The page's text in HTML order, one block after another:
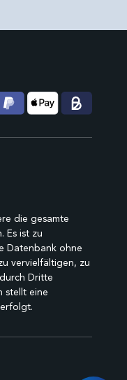
die gesamte
Es ist zu
Datenbank ohne
vervielfältigen, zu
Dritte
stellt eine